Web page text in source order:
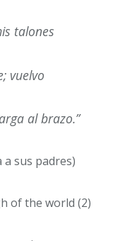
talones
vuelvo
al brazo.”
a sus padres)
of the world (2)